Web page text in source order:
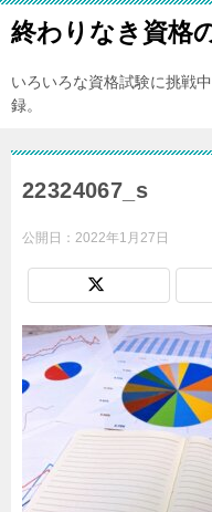
終わりなき資格
いろいろな資格試験に挑戦
録。
22324067_s
公開日： 2022年1月27日